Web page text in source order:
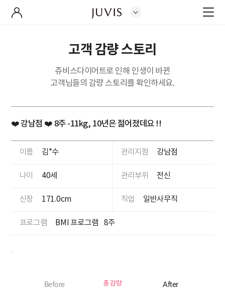
고객 감량 스토리
쥬비스다이어트로 인해 인생이 바뀐
고객님들의 감량 스토리를 확인하세요.
❤️ 강남점 ❤️ 8주 -11kg, 10년은 젊어졌데요 !!
이름 김*수 관리지점 강남점
나이 40세 관리부위 전신
신장 171.0cm 직업 일반사무직
프로그램 BMI 프로그램 8주
Before 총 감량 After